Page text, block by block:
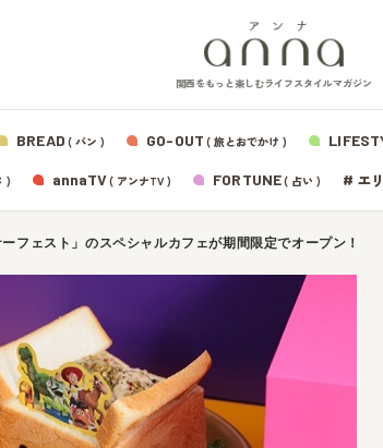
関西をもっと楽しむライフスタイルマガジン
BREAD ( パン ) GO-OUT ( 旅とおでかけ )
) annaTV( アンナTV ) FORTUNE( 占い ) # エ
フェスト」のスペシャルカフェが期間限定でオープン！